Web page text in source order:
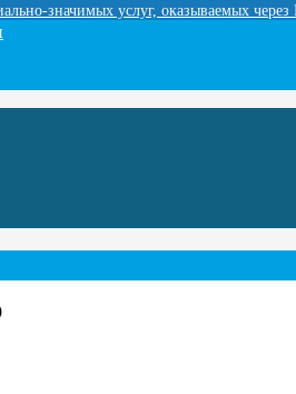
значимых услуг, оказываемых